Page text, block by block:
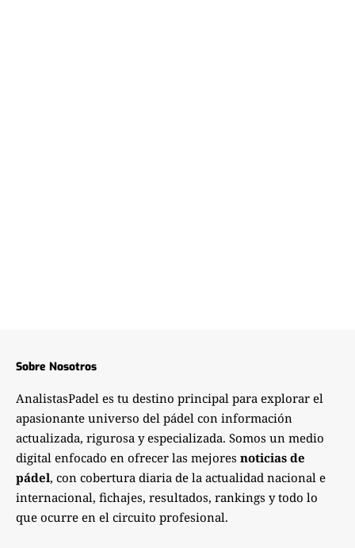
Sobre Nosotros
AnalistasPadel es tu destino principal para explorar el
apasionante universo del pádel con información
actualizada, rigurosa y especializada. Somos un medio
digital enfocado en ofrecer las mejores noticias de
pádel, con cobertura diaria de la actualidad nacional e
internacional, fichajes, resultados, rankings y todo lo
que ocurre en el circuito profesional.